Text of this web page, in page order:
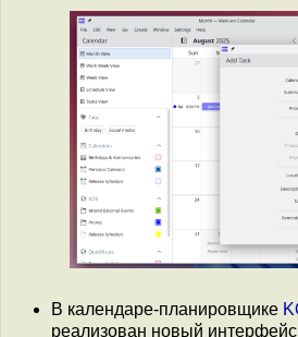
В календаре-планировщике
реализован новый